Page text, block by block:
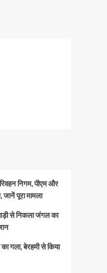
निगम, पीएम और
पूरा मामला
से निकला जंगल का
गला, बेरहमी से किया